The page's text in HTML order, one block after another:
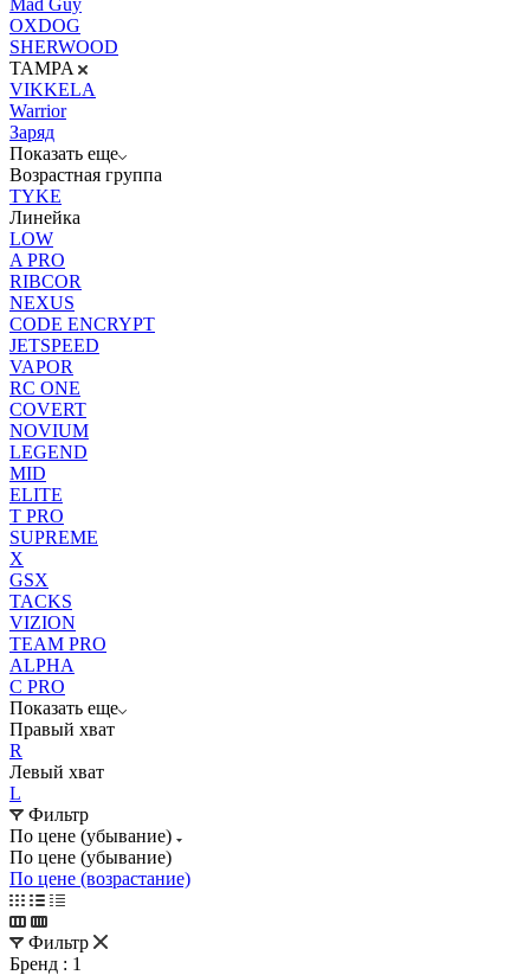
OXDOG
SHERWOOD
TAMPA
VIKKELA
Warrior
Заряд
Показать еще
Возрастная группа
TYKE
Линейка
LOW
A PRO
RIBCOR
NEXUS
CODE ENCRYPT
JETSPEED
VAPOR
RC ONE
COVERT
NOVIUM
LEGEND
MID
ELITE
T PRO
SUPREME
X
GSX
TACKS
VIZION
TEAM PRO
ALPHA
C PRO
Показать еще
Правый хват
R
Левый хват
L
Фильтр
По цене (убывание)
По цене (убывание)
По цене (возрастание)
Фильтр
Бренд : 1